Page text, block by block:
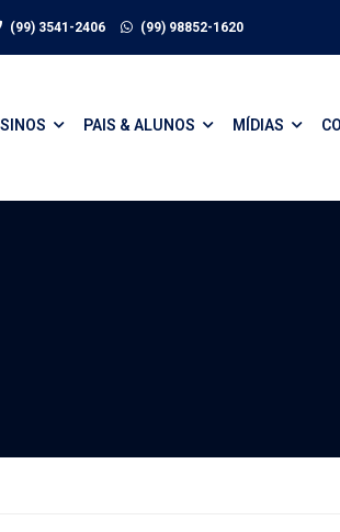
(99) 3541-2406 (99) 98852-1620
PAIS & ALUNOS MÍDIAS